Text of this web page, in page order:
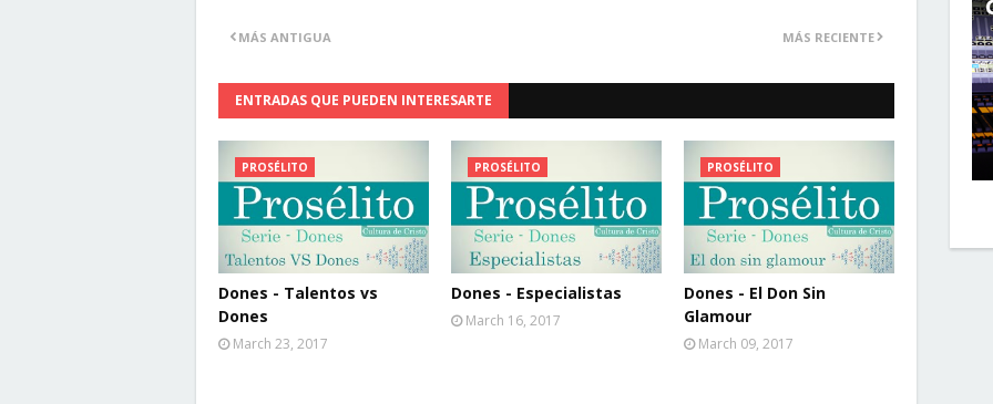
MÁS RECIENTE
MÁS ANTIGUA
ENTRADAS QUE PUEDEN INTERESARTE
PROSÉLITO
Dones - Talentos vs
Dones
March 23, 2017
PROSÉLITO
Dones - Especialistas
March 16, 2017
PROSÉLITO
Dones - El Don Sin
Glamour
March 09, 2017